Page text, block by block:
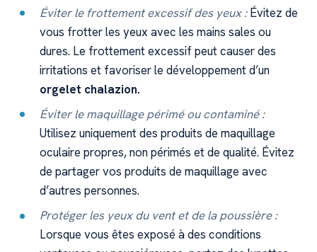
Éviter le frottement excessif des yeux :Évitez de
vous frotter les yeux avec les mains sales ou
dures. Le frottement excessif peut causer des
irritations et favoriser le développement d’un
orgelet chalazion.
Éviter le maquillage périmé ou contaminé :
Utilisez uniquement des produits de maquillage
oculaire propres, non périmés et de qualité. Évitez
de partager vos produits de maquillage avec
d’autres personnes.
Protéger les yeux du vent et de la poussière :
Lorsque vous êtes exposé à des conditions